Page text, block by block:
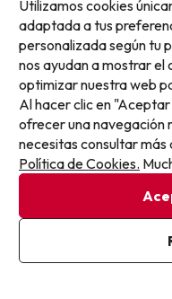
Lo mejor la
todo lo necesario
La comida correcta,
general, había
La calidad de la
lo demás creo que
Utilizamos cookies
adaptada a tus
personalizada según tu
nos ayudan a mostrar el
optimizar nuestra web
Al hacer clic en
ofrecer una navegación
necesitas consultar
Política de Cookies.